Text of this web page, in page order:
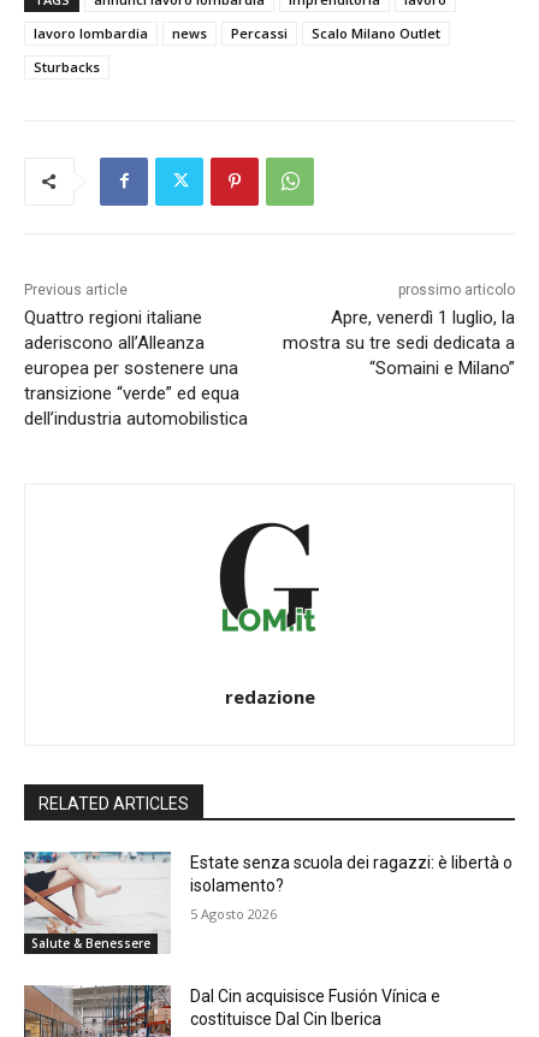
lavoro lombardia
news Percassi
Scalo Milano Outlet
Sturbacks
Previous article
Quattro regioni italiane
aderiscono all’Alleanza
europea per sostenere una
transizione “verde” ed equa
dell’industria automobilistica
prossimo articolo
Apre, venerdì 1 luglio, la
mostra su tre sedi dedicata a
“Somaini e Milano”
redazione
RELATED ARTICLES
Salute & Benessere
Estate senza scuola dei ragazzi: è libertà o
isolamento?
5 Agosto 2026
Dal Cin acquisisce Fusión Vínica e
costituisce Dal Cin Iberica